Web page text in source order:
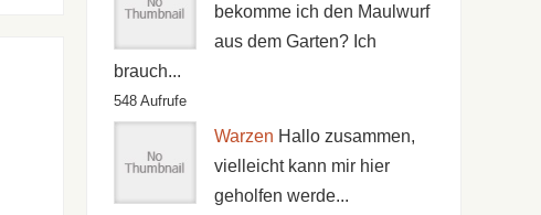
bekomme ich den Maulwurf
aus dem Garten? Ich
brauch...
548 Aufrufe
Warzen Hallo zusammen,
vielleicht kann mir hier
geholfen werde...